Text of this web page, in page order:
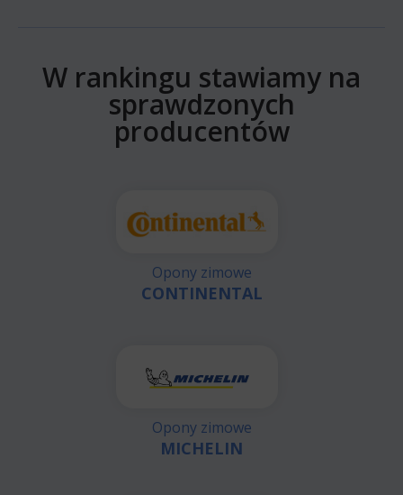
W rankingu stawiamy na
sprawdzonych
producentów
Opony zimowe
CONTINENTAL
Opony zimowe
MICHELIN